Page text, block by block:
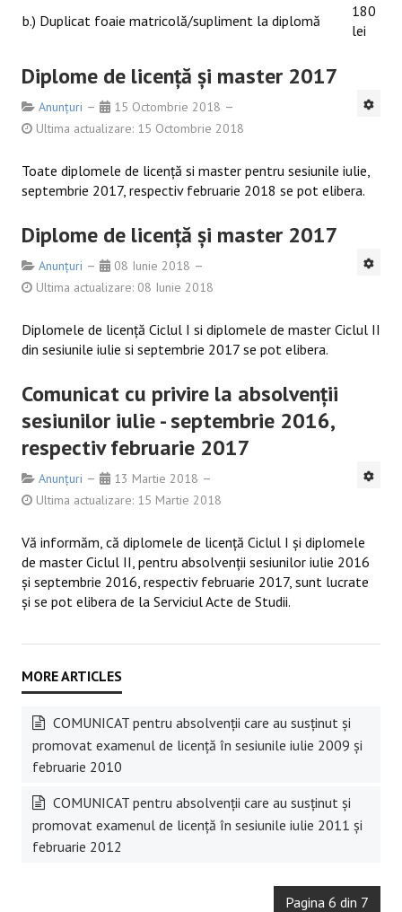
b.) Duplicat foaie matricolă/supliment la diplomă
180
lei
Diplome de licenţă şi master 2017
Anunțuri
15 Octombrie 2018
Ultima actualizare: 15 Octombrie 2018
Toate diplomele de licenţă si master pentru sesiunile iulie,
septembrie 2017, respectiv februarie 2018 se pot elibera.
Diplome de licenţă şi master 2017
Anunțuri
08 Iunie 2018
Ultima actualizare: 08 Iunie 2018
Diplomele de licenţă Ciclul I si diplomele de master Ciclul II
din sesiunile iulie si septembrie 2017 se pot elibera.
Comunicat cu privire la absolvenţii
sesiunilor iulie - septembrie 2016,
respectiv februarie 2017
Anunțuri
13 Martie 2018
Ultima actualizare: 15 Martie 2018
Vă informăm, că diplomele de licenţă Ciclul I şi diplomele
de master Ciclul II, pentru absolvenţii sesiunilor iulie 2016
şi septembrie 2016, respectiv februarie 2017, sunt lucrate
şi se pot elibera de la Serviciul Acte de Studii.
COMUNICAT pentru absolvenții care au susținut și
promovat examenul de licență în sesiunile iulie 2009 și
februarie 2010
COMUNICAT pentru absolvenții care au susținut și
promovat examenul de licență în sesiunile iulie 2011 și
februarie 2012
Pagina 6 din 7